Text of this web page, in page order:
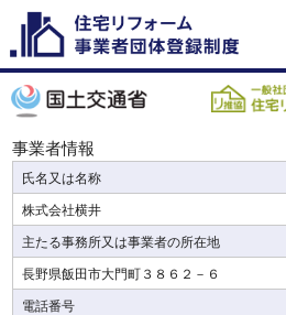
事業者情報
氏名又は名称
株式会社横井
主たる事務所又は事業者の所在地
長野県飯田市大門町３８６２－６
電話番号